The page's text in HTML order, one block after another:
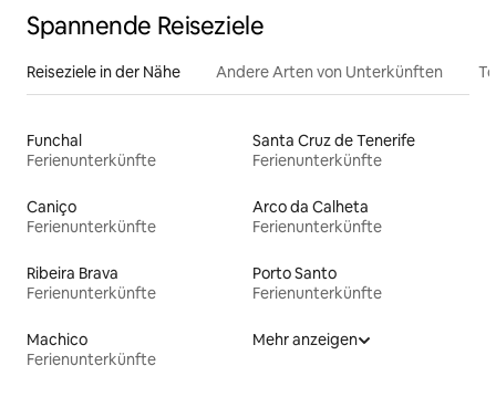
Spannende Reiseziele
Reiseziele in der Nähe Andere Arten von Unterkünften
Funchal
Ferienunterkünfte
Santa Cruz de Tenerife
Ferienunterkünfte
Caniço
Ferienunterkünfte
Arco da Calheta
Ferienunterkünfte
Ribeira Brava
Ferienunterkünfte
Porto Santo
Ferienunterkünfte
Machico
Ferienunterkünfte
Mehr anzeigen